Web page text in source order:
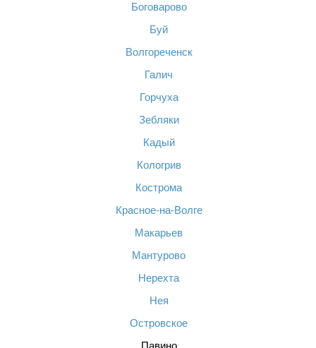
Боговарово
Буй
Волгореченск
Галич
Горчуха
Зебляки
Кадый
Кологрив
Кострома
Красное-на-Волге
Макарьев
Мантурово
Нерехта
Нея
Островское
Павино